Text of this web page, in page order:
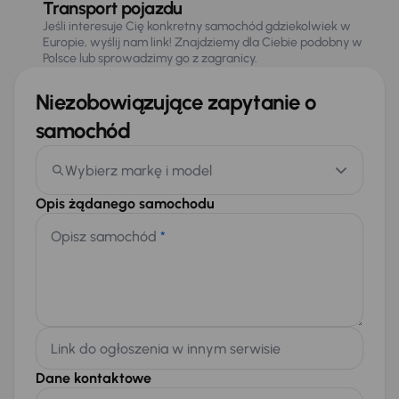
Transport pojazdu
Jeśli interesuje Cię konkretny samochód gdziekolwiek w
Europie, wyślij nam link! Znajdziemy dla Ciebie podobny w
Polsce lub sprowadzimy go z zagranicy.
Niezobowiązujące zapytanie o
samochód
Wybierz markę i model
Opis żądanego samochodu
Opisz samochód *
Link do ogłoszenia w innym serwisie
Dane kontaktowe